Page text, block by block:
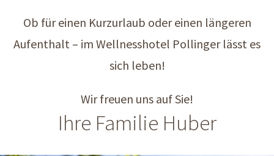
Ob für einen Kurzurlaub oder einen längeren
Aufenthalt – im Wellnesshotel Pollinger lässt es
sich leben!
Wir freuen uns auf Sie!
Ihre Familie Huber